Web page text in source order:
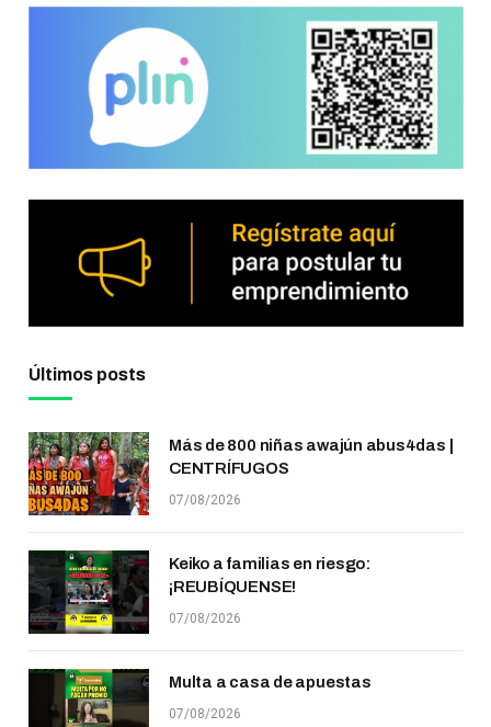
Últimos posts
Más de 800 niñas awajún abus4das |
CENTRÍFUGOS
07/08/2026
Keiko a familias en riesgo:
¡REUBÍQUENSE!
07/08/2026
Multa a casa de apuestas
07/08/2026